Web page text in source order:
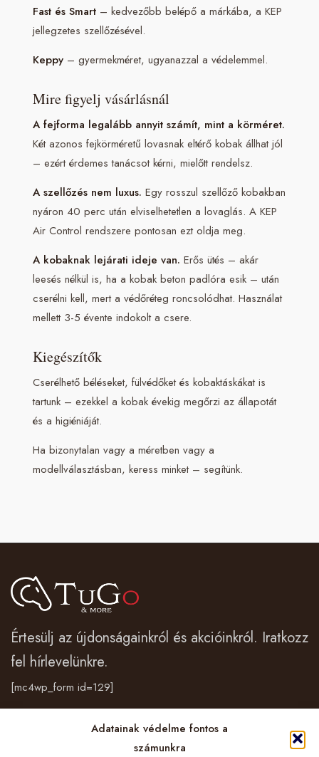
Adatainak védelme fontos a
számunkra
Fast és Smart – kedvezőbb belépő a márkába, a KEP
jellegzetes szellőzésével.
Keppy – gyermekméret, ugyanazzal a védelemmel.
Mire figyelj vásárlásnál
A fejforma legalább annyit számít, mint a körméret.
Két azonos fejkörméretű lovasnak eltérő kobak állhat jól
– ezért érdemes tanácsot kérni, mielőtt rendelsz.
A szellőzés nem luxus. Egy rosszul szellőző kobakban
nyáron 40 perc után elviselhetetlen a lovaglás. A KEP
Air Control rendszere pontosan ezt oldja meg.
A kobaknak lejárati ideje van. Erős ütés – akár
leesés nélkül is, ha a kobak beton padlóra esik – után
cserélni kell, mert a védőréteg roncsolódhat. Használat
mellett 3-5 évente indokolt a csere.
Kiegészítők
Cserélhető béléseket, fülvédőket és kobaktáskákat is
tartunk – ezekkel a kobak évekig megőrzi az állapotát
és a higiéniáját.
Ha bizonytalan vagy a méretben vagy a
modellválasztásban, keress minket – segítünk.
Értesülj az újdonságainkról és akcióinkról. Iratkozz
fel hírlevelünkre.
[mc4wp_form id=129]